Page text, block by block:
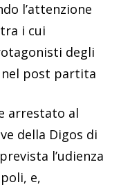
l’attenzione
i cui
degli
nel post partita
arrestato al
della Digos di
l’udienza
e,